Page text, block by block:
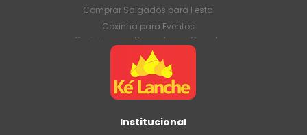
Comprar Salgados para Festa
Coxinha para Eventos
Coxinha para Revenda em Grande
Quantidade
Coxinha para Venda Direto da Fábrica
Coxinha para Venda em Atacado
Croissant para Revenda em Grande
Croissant para Venda Direto da Fábrica
Institucional